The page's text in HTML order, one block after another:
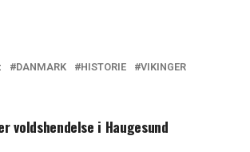
DANMARK HISTORIE
VIKINGER
voldshendelse i Haugesund